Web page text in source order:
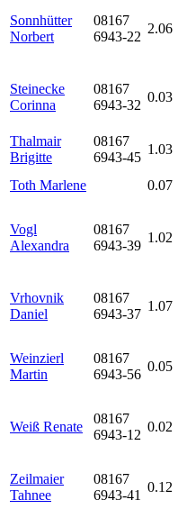
Sonnhütter
Norbert
08167
6943-22
2.06
Steinecke
Corinna
08167
6943-32
0.03
Thalmair
Brigitte
08167
6943-45
1.03
Toth Marlene
0.07
Vogl
Alexandra
08167
6943-39
1.02
Vrhovnik
Daniel
08167
6943-37
1.07
Weinzierl
Martin
08167
6943-56
0.05
Weiß Renate
08167
6943-12
0.02
Zeilmaier
Tahnee
08167
6943-41
0.12